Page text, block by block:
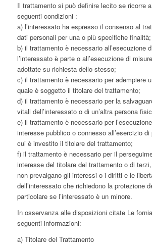
Il trattamento si può definire lecito se ricorre
seguenti condizioni :
a) l’interessato ha espresso il consenso al
dati personali per una o più specifiche finalità;
b) il trattamento è necessario all’esecuzione
l’interessato è parte o all’esecuzione di
adottate su richiesta dello stesso;
c) il trattamento è necessario per adempiere
quale è soggetto il titolare del trattamento;
d) il trattamento è necessario per la
vitali dell’interessato o di un’altra persona
e) il trattamento è necessario per
interesse pubblico o connesso all’esercizio
cui è investito il titolare del trattamento;
f) il trattamento è necessario per il
interesse del titolare del trattamento o di
non prevalgano gli interessi o i diritti e le
dell’interessato che richiedono la protezione
particolare se l’interessato è un minore.
In osservanza alle disposizioni citate Le
seguenti informazioni:
a) Titolare del Trattamento